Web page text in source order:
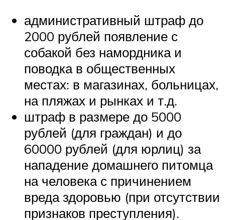
административный штраф до
2000 рублей появление с
собакой без намордника и
поводка в общественных
местах: в магазинах, больницах,
на пляжах и рынках и т.д.
штраф в размере до 5000
рублей (для граждан) и до
60000 рублей (для юрлиц) за
нападение домашнего питомца
на человека с причинением
вреда здоровью (при отсутствии
признаков преступления).